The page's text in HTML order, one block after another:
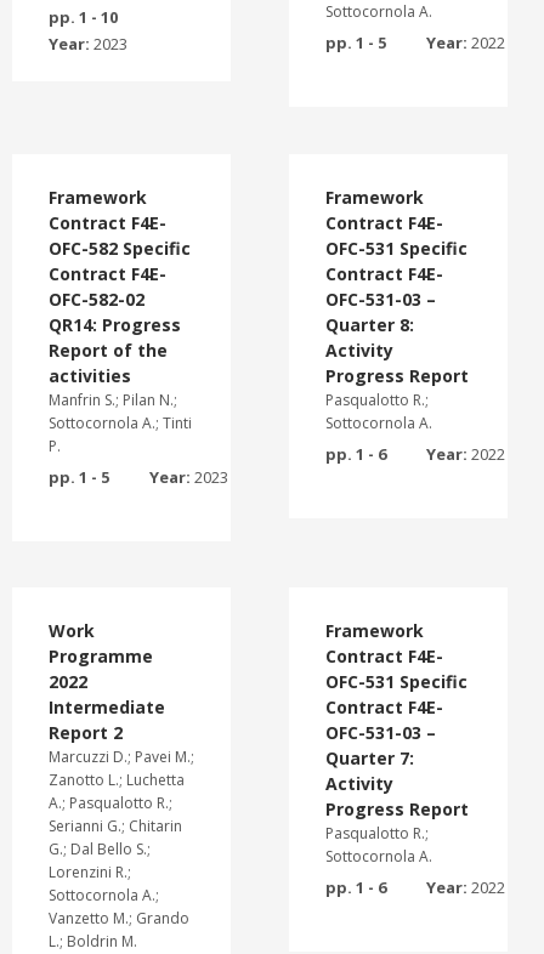
pp. 1 - 10
Year: 2023
Sottocornola A.
pp. 1 - 5 Year: 2022
Framework
Contract F4E-
OFC-582 Specific
Contract F4E-
OFC-582-02
QR14: Progress
Report of the
activities
Manfrin S.; Pilan N.;
Sottocornola A.; Tinti
P.
pp. 1 - 5 Year: 2023
Framework
Contract F4E-
OFC-531 Specific
Contract F4E-
OFC-531-03 –
Quarter 8:
Activity
Progress Report
Pasqualotto R.;
Sottocornola A.
pp. 1 - 6 Year: 2022
Work
Programme
2022
Intermediate
Report 2
Marcuzzi D.; Pavei M.;
Zanotto L.; Luchetta
A.; Pasqualotto R.;
Serianni G.; Chitarin
G.; Dal Bello S.;
Lorenzini R.;
Sottocornola A.;
Vanzetto M.; Grando
L.; Boldrin M.
Framework
Contract F4E-
OFC-531 Specific
Contract F4E-
OFC-531-03 –
Quarter 7:
Activity
Progress Report
Pasqualotto R.;
Sottocornola A.
pp. 1 - 6 Year: 2022